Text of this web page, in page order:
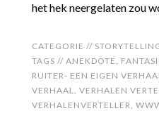
het hek neergelaten zou
CATEGORIE //
TAGS // ANEKDOTE,
RUITER- EEN EIGEN
VERHAAL, VERHALEN
VERHALENVERTELLER,